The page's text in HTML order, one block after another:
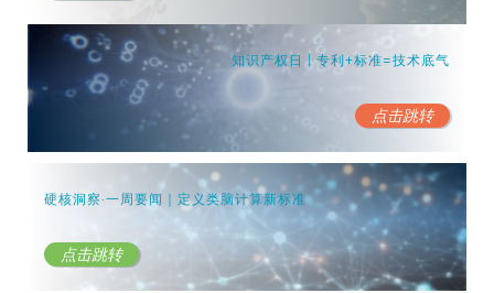
知识产权日 | 专利+标准=技术底气
点击跳转
硬核洞察·一周要闻｜定义类脑计算新标准
点击跳转